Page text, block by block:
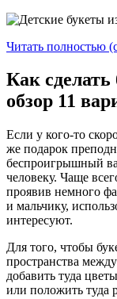
Читать полностью
Как
обзор 11
Если у кого-то
же подарок
беспроигрышный
человеку. Чаще
проявив немного
и мальчику,
интересуют.
Для того, чтобы
пространства
добавить туда
или положить туда